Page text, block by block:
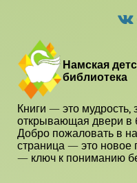
Намская
библиотека
Книги — это мудрость,
открывающая двери в
Добро пожаловать в
страница — это новое
— ключ к пониманию